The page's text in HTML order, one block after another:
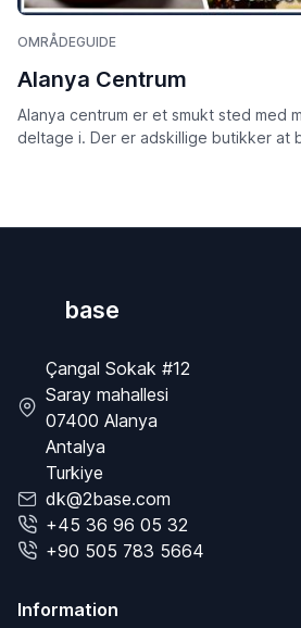
OMRÅDEGUIDE
Alanya Centrum
Alanya centrum er et smukt sted med
deltage i. Der er adskillige butikker at
base
Çangal Sokak #12
Saray mahallesi
07400 Alanya
Antalya
Turkiye
dk@2base.com
+45 36 96 05 32
+90 505 783 5664
Information